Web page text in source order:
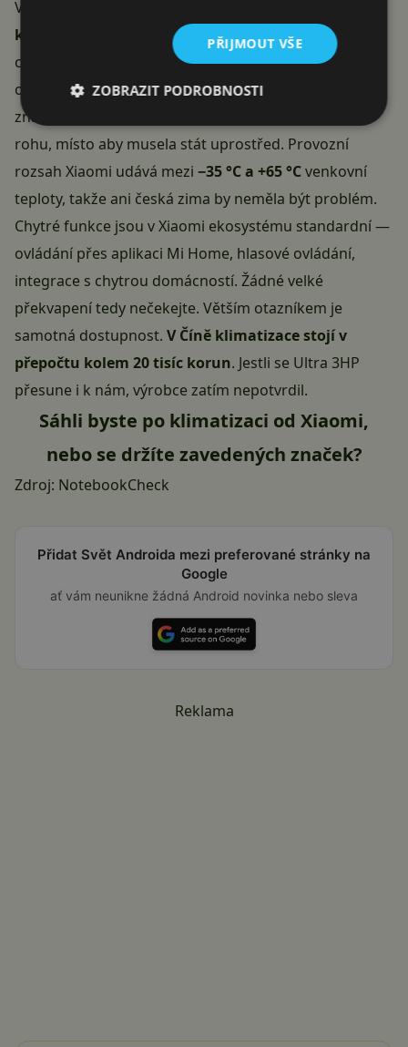
Vnitřní jednotka má průtok vzduchu
krychlových za hodinua fouká až16 metrů daleko
což stačí na rychlé promíchání vzduchu i ve větší
obývací místnosti. Výstupní úhel 115 stupňů zase
znamená, že se klimatizace dá rozumně umístit do
rohu, místo aby musela stát uprostřed. Provozní
rozsah Xiaomi udává mezi −35 °C a +65 °Cvenkovní
teploty, takže ani česká zima by neměla být problém.
Chytré funkce jsou v Xiaomi ekosystému standardní —
ovládání přes aplikaci Mi Home, hlasové ovládání,
integrace s chytrou domácností. Žádné velké
překvapení tedy nečekejte. Větším otazníkem je
samotná dostupnost. V Číně klimatizace stojí v
přepočtu kolem 20 tisíc korun. Jestli se Ultra 3HP
přesune i k nám, výrobce zatím nepotvrdil.
Sáhli byste po klimatizaci od Xiaomi,
nebo se držíte zavedených značek?
Zdroj: NotebookCheck
Přidat Svět Androida mezi preferované stránky na
Google
ať vám neunikne žádná Android novinka nebo sleva
Reklama
PŘIJMOUT VŠE
ZOBRAZIT PODROBNOSTI